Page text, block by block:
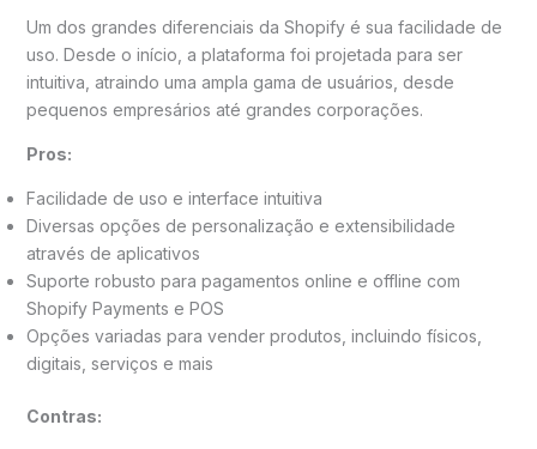
Um dos grandes diferenciais da Shopify é sua facilidade de
uso. Desde o início, a plataforma foi projetada para ser
intuitiva, atraindo uma ampla gama de usuários, desde
pequenos empresários até grandes corporações.
Pros:
Facilidade de uso e interface intuitiva
Diversas opções de personalização e extensibilidade
através de aplicativos
Suporte robusto para pagamentos online e offline com
Shopify Payments e POS
Opções variadas para vender produtos, incluindo físicos,
digitais, serviços e mais​
Contras: